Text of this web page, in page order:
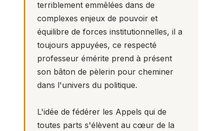
terriblement emmêlées dans de
complexes enjeux de pouvoir et
équilibre de forces institutionnelles, il a
toujours appuyées, ce respecté
professeur émérite prend à présent
son bâton de pèlerin pour cheminer
dans l'univers du politique.
L'idée de fédérer les Appels qui de
toutes parts s'élèvent au cœur de la